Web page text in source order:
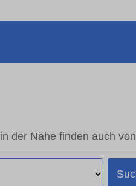
der Nähe finden auch